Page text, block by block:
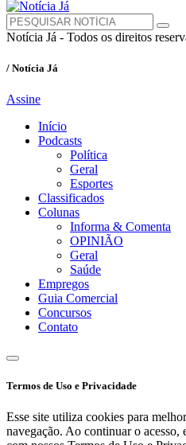
Notícia Já - Todos os direitos
/ Notícia Já
Assine
Início
Podcasts
Política
Geral
Esportes
Classificados
Colunas
Informa & Comenta
OPINIÃO
Geral
Saúde
Empregos
Guia Comercial
Concursos
Contato
Termos de Uso e Privacidade
Esse site utiliza cookies para
navegação. Ao continuar o acesso,